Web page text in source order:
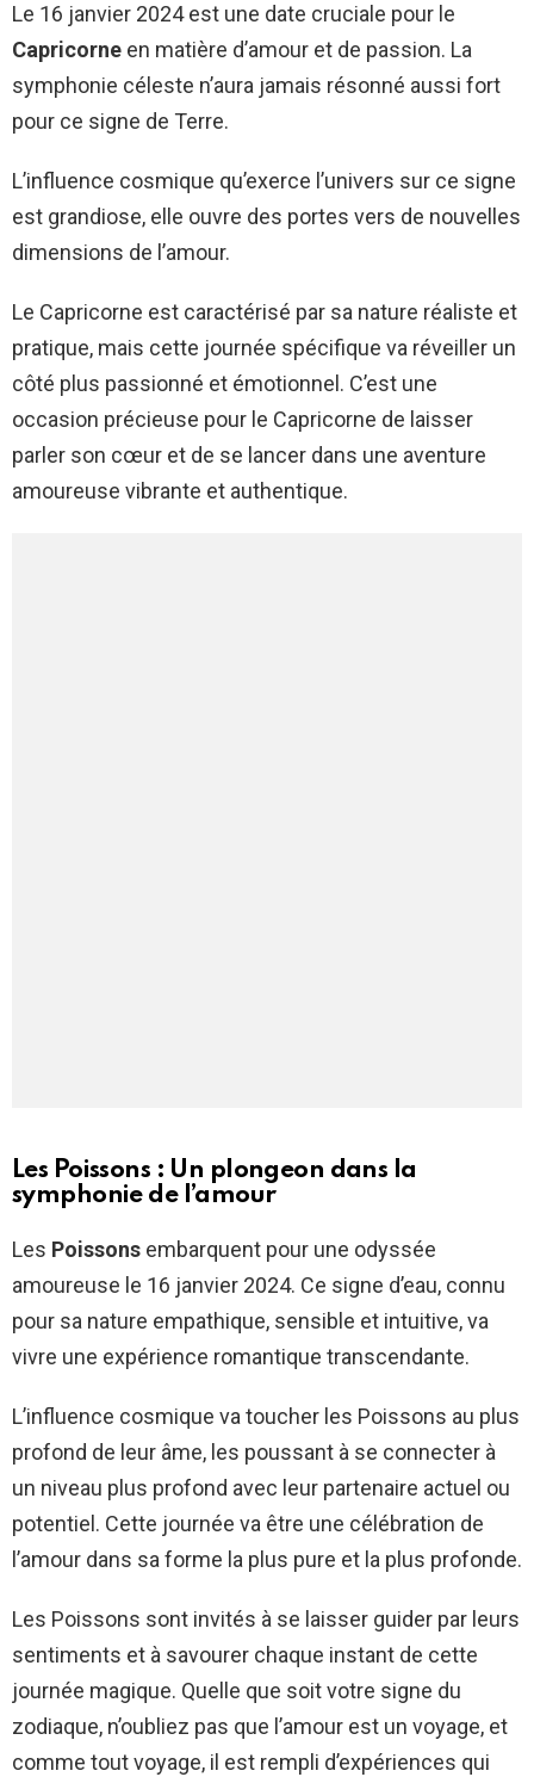
Le 16 janvier 2024 est une date cruciale pour le
Capricorne en matière d’amour et de passion. La
symphonie céleste n’aura jamais résonné aussi fort
pour ce signe de Terre.
L’influence cosmique qu’exerce l’univers sur ce signe
est grandiose, elle ouvre des portes vers de nouvelles
dimensions de l’amour.
Le Capricorne est caractérisé par sa nature réaliste et
pratique, mais cette journée spécifique va réveiller un
côté plus passionné et émotionnel. C’est une
occasion précieuse pour le Capricorne de laisser
parler son cœur et de se lancer dans une aventure
amoureuse vibrante et authentique.
Les Poissons : Un plongeon dans la
symphonie de l’amour
Les Poissons embarquent pour une odyssée
amoureuse le 16 janvier 2024. Ce signe d’eau, connu
pour sa nature empathique, sensible et intuitive, va
vivre une expérience romantique transcendante.
L’influence cosmique va toucher les Poissons au plus
profond de leur âme, les poussant à se connecter à
un niveau plus profond avec leur partenaire actuel ou
potentiel. Cette journée va être une célébration de
l’amour dans sa forme la plus pure et la plus profonde.
Les Poissons sont invités à se laisser guider par leurs
sentiments et à savourer chaque instant de cette
journée magique. Quelle que soit votre signe du
zodiaque, n’oubliez pas que l’amour est un voyage, et
comme tout voyage, il est rempli d’expériences qui